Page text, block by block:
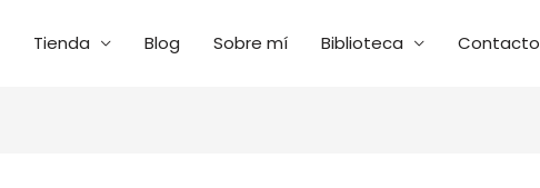
Tienda Blog Sobre mí Biblioteca Contacto